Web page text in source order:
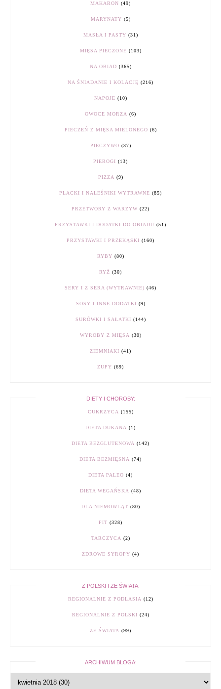
MAKARON (49)
MARYNATY (5)
MASŁA I PASTY (31)
MIĘSA PIECZONE (103)
NA OBIAD (365)
NA ŚNIADANIE I KOLACJĘ (216)
NAPOJE (10)
OWOCE MORZA (6)
PIECZEŃ Z MIĘSA MIELONEGO (6)
PIECZYWO (37)
PIEROGI (13)
PIZZA (9)
PLACKI I NALEŚNIKI WYTRAWNE (85)
PRZETWORY Z WARZYW (22)
PRZYSTAWKI I DODATKI DO OBIADU (51)
PRZYSTAWKI I PRZEKĄSKI (160)
RYBY (80)
RYŻ (30)
SERY I Z SERA (WYTRAWNIE) (46)
SOSY I INNE DODATKI (9)
SURÓWKI I SAŁATKI (144)
WYROBY Z MIĘSA (30)
ZIEMNIAKI (41)
ZUPY (69)
DIETY I CHOROBY:
CUKRZYCA (155)
DIETA DUKANA (1)
DIETA BEZGLUTENOWA (142)
DIETA BEZMIĘSNA (74)
DIETA PALEO (4)
DIETA WEGAŃSKA (48)
DLA NIEMOWLĄT (80)
FIT (328)
TARCZYCA (2)
ZDROWE SYROPY (4)
Z POLSKI I ZE ŚWIATA:
REGIONALNIE Z PODLASIA (12)
REGIONALNIE Z POLSKI (24)
ZE ŚWIATA (99)
ARCHIWUM BLOGA: